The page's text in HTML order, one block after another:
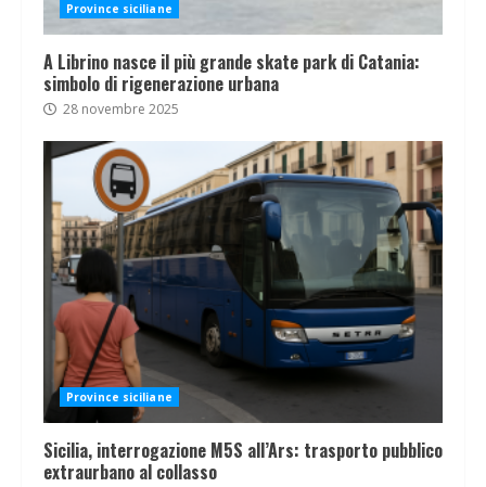
Province siciliane
A Librino nasce il più grande skate park di Catania:
simbolo di rigenerazione urbana
28 novembre 2025
Province siciliane
Sicilia, interrogazione M5S all’Ars: trasporto pubblico
extraurbano al collasso